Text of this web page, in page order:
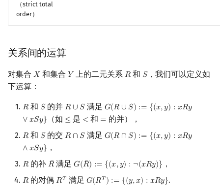
（strict total
order）
关系间的运算
对集合 𝑋
X 和集合 𝑌
Y上的二元关系 𝑅
R和 𝑆
S，我们可以定义如
下运算：
𝑅
R 和 𝑆
S的并𝑅 ∪ 𝑆
R∪S 满足 𝐺(𝑅 ∪ 𝑆) := {(𝑥,𝑦) : 𝑥𝑅𝑦
∨𝑥𝑆𝑦}
G(R∪S ):={ (x,y):xRy∨ x Sy}
（如 ≤
≤ 是 <
< 和 =
= 的并），
𝑅
R 和 𝑆
S的交𝑅 ∩ 𝑆
R∩ S 满足 𝐺(𝑅 ∩ 𝑆) := {(𝑥,𝑦) : 𝑥𝑅𝑦
∧𝑥𝑆𝑦}
G(R∩S ):={ (x,y ):xRy∧ x Sy}
，
𝑅
R 的补¯
𝑅
R¯ 满足𝐺(¯
𝑅) := {(𝑥,𝑦) : ¬(𝑥𝑅𝑦)}
G(R¯):={(x,y):¬(x R y)} ，
𝑅
R 的对偶𝑅𝑇
RT 满足 𝐺(𝑅𝑇 ) := {(𝑦,𝑥) : 𝑥𝑅𝑦}
G(RT) := {(y, x):xRy} .